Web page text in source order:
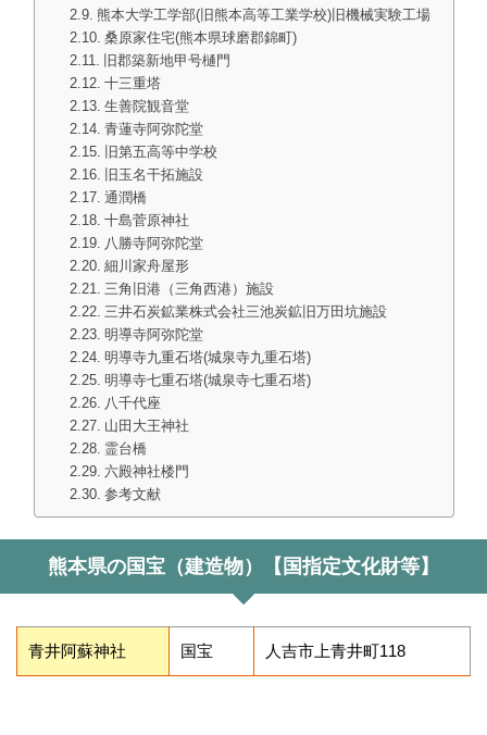
熊本大学工学部(旧熊本高等工業学校)旧機械実験工場
桑原家住宅(熊本県球磨郡錦町)
旧郡築新地甲号樋門
十三重塔
生善院観音堂
青蓮寺阿弥陀堂
旧第五高等中学校
旧玉名干拓施設
通潤橋
十島菅原神社
八勝寺阿弥陀堂
細川家舟屋形
三角旧港（三角西港）施設
三井石炭鉱業株式会社三池炭鉱旧万田坑施設
明導寺阿弥陀堂
明導寺九重石塔(城泉寺九重石塔)
明導寺七重石塔(城泉寺七重石塔)
八千代座
山田大王神社
霊台橋
六殿神社楼門
参考文献
熊本県の国宝（建造物）【国指定文化財等】
青井阿蘇神社 国宝 人吉市上青井町118